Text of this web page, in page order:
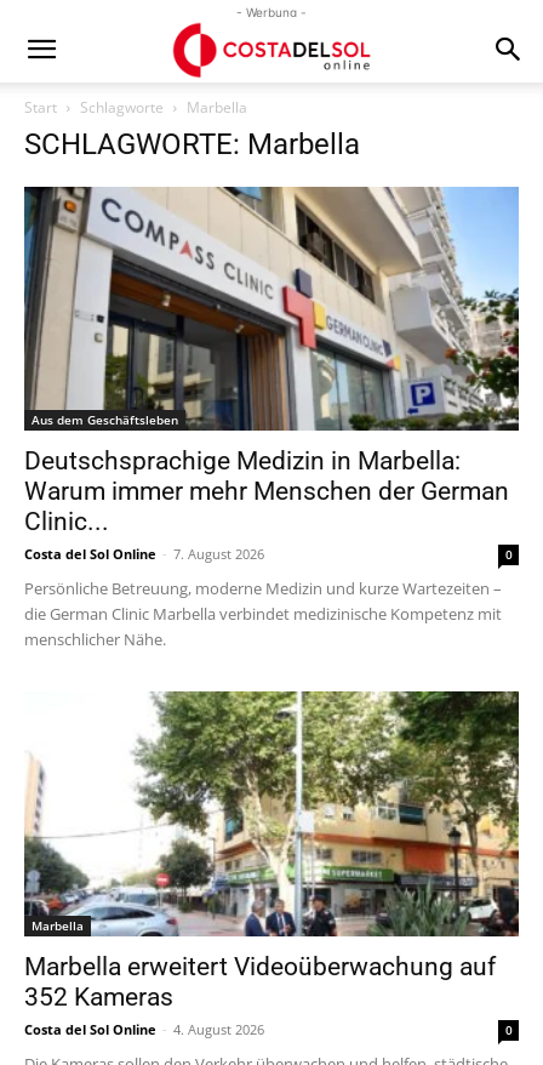
- Werbung -
Start Schlagworte Marbella
SCHLAGWORTE: Marbella
Aus dem Geschäftsleben
Deutschsprachige Medizin in Marbella:
Warum immer mehr Menschen der German
Clinic...
Costa del Sol Online - 7. August 2026 0
Persönliche Betreuung, moderne Medizin und kurze Wartezeiten –
die German Clinic Marbella verbindet medizinische Kompetenz mit
menschlicher Nähe.
Marbella
Marbella erweitert Videoüberwachung auf
352 Kameras
Costa del Sol Online - 4. August 2026 0